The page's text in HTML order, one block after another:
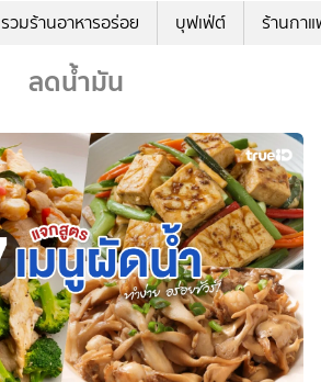
รวมร้านอาหารอร่อย บุฟเฟ่ต์ ร้านกา
ลดน้ำมัน